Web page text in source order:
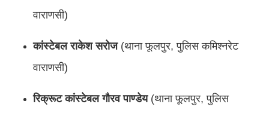
वाराणसी)
कांस्टेबल राकेश सरोज(थाना फूलपुर, पुलिस कमिश्नरेट
वाराणसी)
रिक्रूट कांस्टेबल गौरव पाण्डेय(थाना फूलपुर, पुलिस